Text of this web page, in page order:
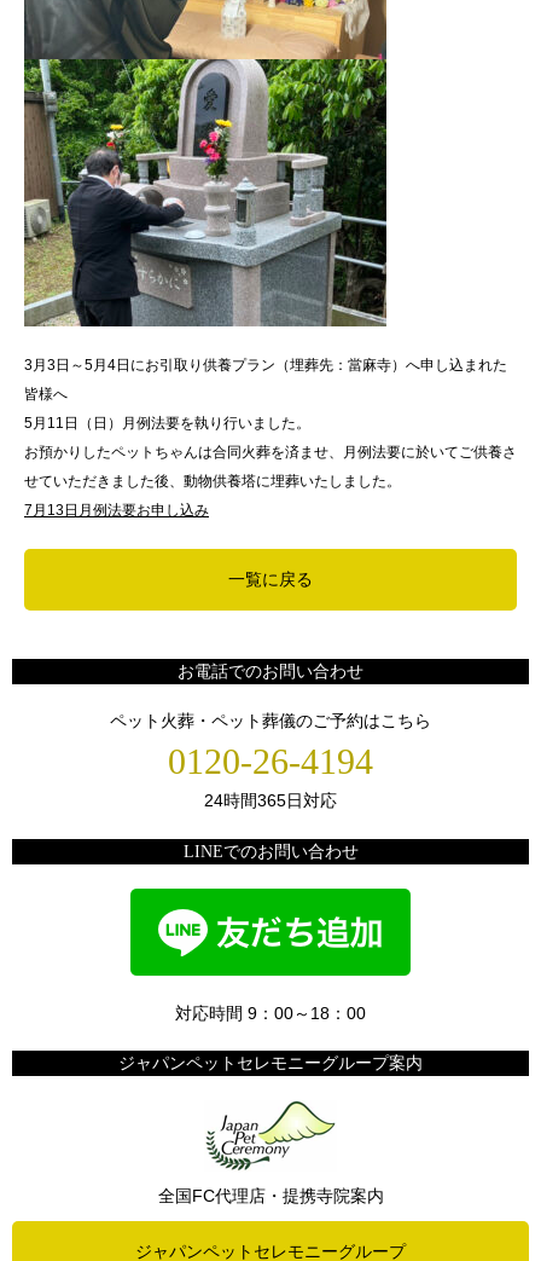
3月3日～5月4日にお引取り供養プラン（埋葬先：當麻寺）へ申し込まれた
皆様へ
5月11日（日）月例法要を執り行いました。
お預かりしたペットちゃんは合同火葬を済ませ、月例法要に於いてご供養さ
せていただきました後、動物供養塔に埋葬いたしました。
7月13日月例法要お申し込み
一覧に戻る
お電話でのお問い合わせ
ペット火葬・ペット葬儀のご予約はこちら
0120-26-4194
24時間365日対応
LINEでのお問い合わせ
対応時間 9：00～18：00
ジャパンペットセレモニーグループ案内
全国FC代理店・提携寺院案内
ジャパンペットセレモニーグループ